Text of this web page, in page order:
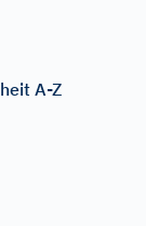
A-Z